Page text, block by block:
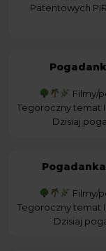
Patentowych
Filmy/
Tegoroczny temat
Dzisiaj
Filmy/
Tegoroczny temat
Dzisiaj